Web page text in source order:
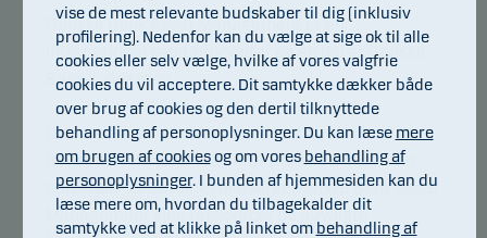
Danske Bank Asset Management er en
international kapitalforvalter og en del af Danske
Bank koncernen.
Danske Bank Asset Management er
hovedporteføljeforvalter for Danske Invest. I sin
porteføljeforvaltning fokuserer Danske Bank Asset
Management sine ressourcer på udvalgte
vise de mest relevante budskaber til dig (inklusiv
profilering). Nedenfor kan du vælge at sige ok til alle
cookies eller selv vælge, hvilke af vores valgfrie
cookies du vil acceptere. Dit samtykke dækker både
over brug af cookies og den dertil tilknyttede
behandling af personoplysninger. Du kan læse mere
om brugen af cookiesog om vores behandling af
personoplysninger. I bunden af hjemmesiden kan du
læse mere om, hvordan du tilbagekalder dit
samtykke ved at klikke på linket om behandling af